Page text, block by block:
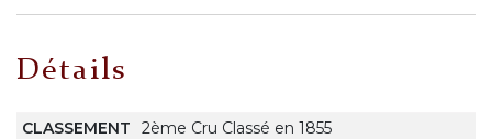
Détails
CLASSEMENT
2ème Cru Classé en 1855